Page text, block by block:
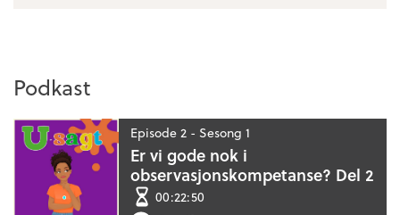
Podkast
Episode 2 - Sesong 1
Er vi gode nok i
observasjonskompetanse? Del 2
00:22:50